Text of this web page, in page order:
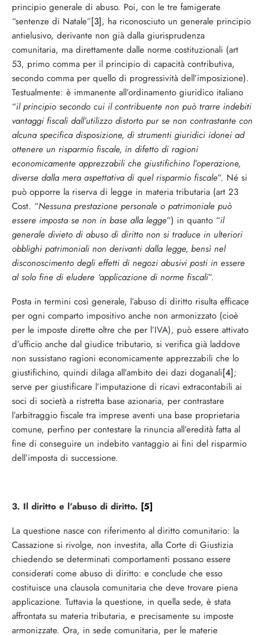
principio generale di abuso. Poi, con le tre famigerate
“sentenze di Natale”[3], ha riconosciuto un generale principio
antielusivo, derivante non già dalla giurisprudenza
comunitaria, ma direttamente dalle norme costituzionali (art
53, primo comma per il principio di capacità contributiva,
secondo comma per quello di progressività dell’imposizione).
Testualmente: è immanente all’ordinamento giuridico italiano
“il principio secondo cui il contribuente non può trarre indebiti
vantaggi fiscali dall’utilizzo distorto pur se non contrastante con
alcuna specifica disposizione, di strumenti giuridici idonei ad
ottenere un risparmio fiscale, in difetto di ragioni
economicamente apprezzabili che giustifichino l’operazione,
diverse dalla mera aspettativa di quel risparmio fiscale”. Né si
può opporre la riserva di legge in materia tributaria (art 23
Cost. “Nessuna prestazione personale o patrimoniale può
essere imposta se non in base alla legge”) in quanto “il
generale divieto di abuso di diritto non si traduce in ulteriori
obblighi patrimoniali non derivanti dalla legge, bensì nel
disconoscimento degli effetti di negozi abusivi posti in essere
al solo fine di eludere ‘applicazione di norme fiscali”.
Posta in termini così generale, l’abuso di diritto risulta efficace
per ogni comparto impositivo anche non armonizzato (cioè
per le imposte dirette oltre che per l’IVA), può essere attivato
d’ufficio anche dal giudice tributario, si verifica già laddove
non sussistano ragioni economicamente apprezzabili che lo
giustifichino, quindi dilaga all’ambito dei dazi doganali[4];
serve per giustificare l’imputazione di ricavi extracontabili ai
soci di società a ristretta base azionaria, per contrastare
l’arbitraggio fiscale tra imprese aventi una base proprietaria
comune, perfino per contestare la rinuncia all’eredità fatta al
fine di conseguire un indebito vantaggio ai fini del risparmio
dell’imposta di successione.
3. Il diritto e l’abuso di diritto. [5]
La questione nasce con riferimento al diritto comunitario: la
Cassazione si rivolge, non investita, alla Corte di Giustizia
chiedendo se determinati comportamenti possano essere
considerati come abuso di diritto: e conclude che esso
costituisce una clausola comunitaria che deve trovare piena
applicazione. Tuttavia la questione, in quella sede, è stata
affrontata su materia tributaria, e precisamente su imposte
armonizzate. Ora, in sede comunitaria, per le materie